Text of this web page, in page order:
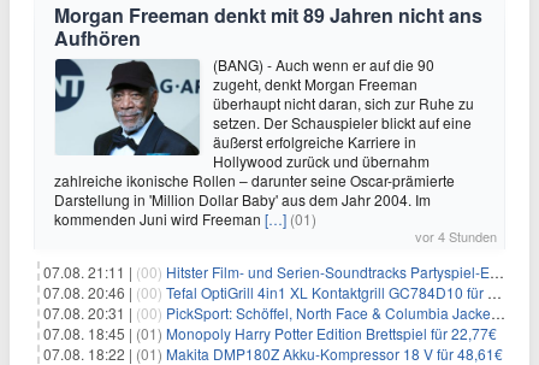
Morgan Freeman denkt mit 89 Jahren nicht ans
Aufhören
(BANG) - Auch wenn er auf die 90
zugeht, denkt Morgan Freeman
überhaupt nicht daran, sich zur Ruhe zu
setzen. Der Schauspieler blickt auf eine
äußerst erfolgreiche Karriere in
Hollywood zurück und übernahm
zahlreiche ikonische Rollen – darunter seine Oscar-prämierte
Darstellung in 'Million Dollar Baby' aus dem Jahr 2004. Im
kommenden Juni wird Freeman […] (01)
vor 4 Stunden
07.08. 21:11 | (00) Hitster Film- und Serien-Soundtracks Partyspiel-Erweiterung für 6,99€
07.08. 20:46 | (00) Tefal OptiGrill 4in1 XL Kontaktgrill GC784D10 für 239,99€
07.08. 20:31 | (00) PickSport: Schöffel, North Face & Columbia Jacken ab 39,60€
07.08. 18:45 | (01) Monopoly Harry Potter Edition Brettspiel für 22,77€
07.08. 18:22 | (01) Makita DMP180Z Akku-Kompressor 18 V für 48,61€